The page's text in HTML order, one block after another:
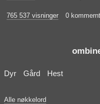
765 537 visninger 0
Dyr Gård Hest
Alle nøkkelord